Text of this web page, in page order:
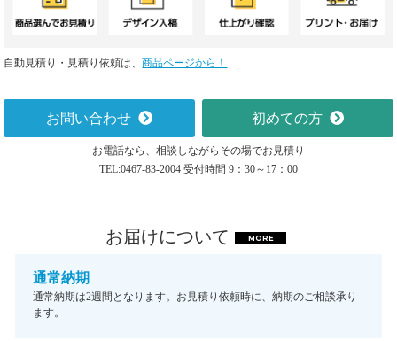
自動見積り・見積り依頼は、商品ページから！
お問い合わせ 初めての方
お電話なら、相談しながらその場でお見積り
TEL:0467-83-2004 受付時間 9：30～17：00
お届けについて MORE
通常納期
通常納期は2週間となります。お見積り依頼時に、納期のご相談承り
ます。